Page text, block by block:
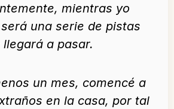
mientras yo
una serie de pistas
a pasar.
un mes, comencé a
en la casa, por tal